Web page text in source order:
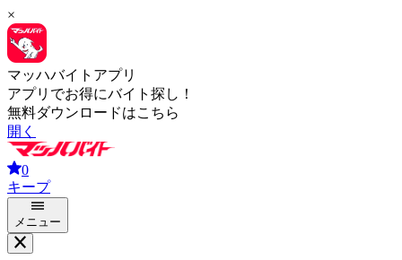
×
マッハバイトアプリ
アプリでお得にバイト探し！
無料ダウンロードはこちら
開く
0
キープ
メニュー